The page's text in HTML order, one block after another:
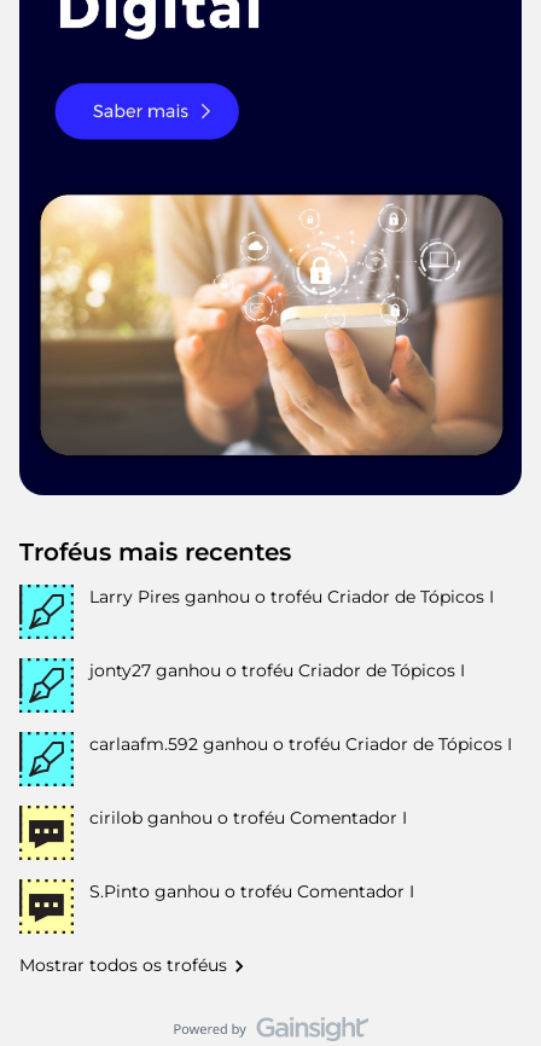
Troféus mais recentes
Larry Pires ganhou o troféu Criador de Tópicos I
jonty27 ganhou o troféu Criador de Tópicos I
carlaafm.592 ganhou o troféu Criador de Tópicos I
cirilob ganhou o troféu Comentador I
S.Pinto ganhou o troféu Comentador I
Mostrar todos os troféus